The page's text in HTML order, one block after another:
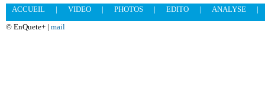
ACCUEIL | VIDEO | PHOTOS | EDITO | ANALYSE
|
© EnQuete+ | mail